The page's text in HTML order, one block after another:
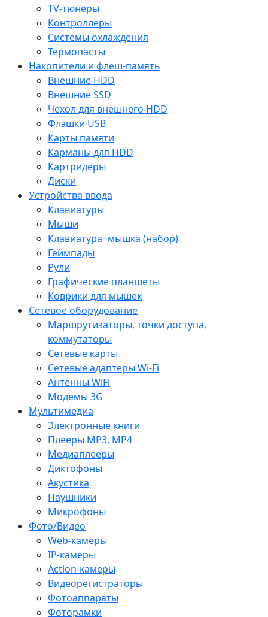
TV-тюнеры
Контроллеры
Системы охлаждения
Термопасты
Накопители и флеш-память
Внешние HDD
Внешние SSD
Чехол для внешнего HDD
Флэшки USB
Карты памяти
Карманы для HDD
Картридеры
Диски
Устройства ввода
Клавиатуры
Мыши
Клавиатура+мышка (набор)
Геймпады
Рули
Графические планшеты
Коврики для мышек
Сетевое оборудование
Маршрутизаторы, точки доступа,
коммутаторы
Сетевые карты
Сетевые адаптеры Wi-Fi
Антенны WiFi
Модемы 3G
Мультимедиа
Электронные книги
Плееры MP3, MP4
Медиаплееры
Диктофоны
Акустика
Наушники
Микрофоны
Фото/Видео
Web-камеры
IP-камеры
Action-камеры
Видеорегистраторы
Фотоаппараты
Фоторамки